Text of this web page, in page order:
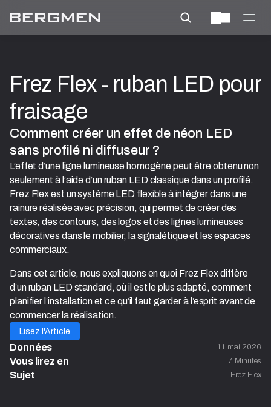
Frez Flex - ruban LED pour
fraisage
Comment créer un effet de néon LED
sans profilé ni diffuseur ?
L’effet d’une ligne lumineuse homogène peut être obtenu non
seulement à l’aide d’un ruban LED classique dans un profilé.
Frez Flex est un système LED flexible à intégrer dans une
rainure réalisée avec précision, qui permet de créer des
textes, des contours, des logos et des lignes lumineuses
décoratives dans le mobilier, la signalétique et les espaces
commerciaux.
Dans cet article, nous expliquons en quoi Frez Flex diffère
d’un ruban LED standard, où il est le plus adapté, comment
planifier l’installation et ce qu’il faut garder à l’esprit avant de
commencer la réalisation.
Lisez l'Article
Données 11 mai 2026
Vous lirez en 7 Minutes
Sujet Frez Flex